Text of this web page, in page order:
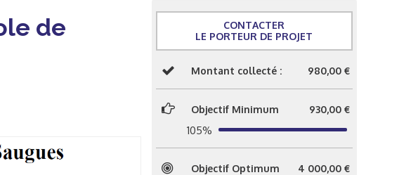
de
CONTACTER
LE PORTEUR DE PROJET
Montant collecté : 980,00 €
Objectif Minimum 930,00 €
105%
Objectif Optimum 4 000,00 €